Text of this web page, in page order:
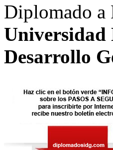
Diplomado a
Desarrollo